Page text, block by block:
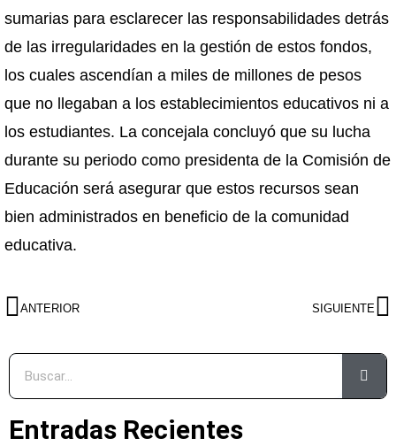
sumarias para esclarecer las responsabilidades detrás
de las irregularidades en la gestión de estos fondos,
los cuales ascendían a miles de millones de pesos
que no llegaban a los establecimientos educativos ni a
los estudiantes. La concejala concluyó que su lucha
durante su periodo como presidenta de la Comisión de
Educación será asegurar que estos recursos sean
bien administrados en beneficio de la comunidad
educativa.
ANTERIOR SIGUIENTE
Entradas Recientes